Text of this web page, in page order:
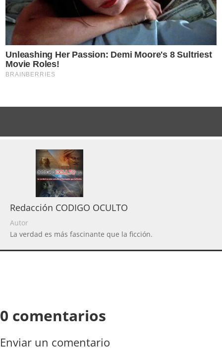
Redacción CODIGO OCULTO
Autor
La verdad es más fascinante que la ficción.
0 comentarios
Enviar un comentario